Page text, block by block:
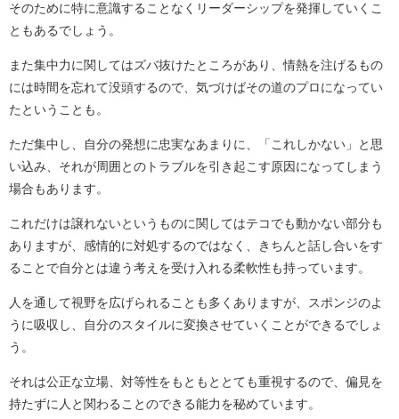
そのために特に意識することなくリーダーシップを発揮していくこ
ともあるでしょう。
また集中力に関してはズバ抜けたところがあり、情熱を注げるもの
には時間を忘れて没頭するので、気づけばその道のプロになってい
たということも。
ただ集中し、自分の発想に忠実なあまりに、「これしかない」と思
い込み、それが周囲とのトラブルを引き起こす原因になってしまう
場合もあります。
これだけは譲れないというものに関してはテコでも動かない部分も
ありますが、感情的に対処するのではなく、きちんと話し合いをす
ることで自分とは違う考えを受け入れる柔軟性も持っています。
人を通して視野を広げられることも多くありますが、スポンジのよ
うに吸収し、自分のスタイルに変換させていくことができるでしょ
う。
それは公正な立場、対等性をもともととても重視するので、偏見を
持たずに人と関わることのできる能力を秘めています。